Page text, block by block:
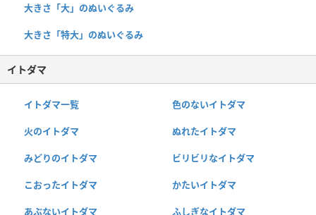
大きさ「大」のぬいぐるみ
大きさ「特大」のぬいぐるみ
イトダマ
イトダマ一覧 色のないイトダマ
火のイトダマ ぬれたイトダマ
みどりのイトダマ ビリビリなイトダマ
こおったイトダマ かたいイトダマ
あぶないイトダマ ふしぎなイトダマ